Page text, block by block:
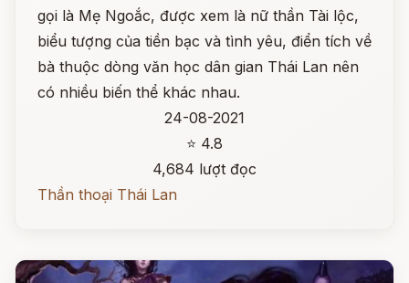
gọi là Mẹ Ngoắc, được xem là nữ thần Tài lộc,
biểu tượng của tiền bạc và tình yêu, điển tích về
bà thuộc dòng văn học dân gian Thái Lan nên
có nhiều biến thể khác nhau.
24-08-2021
⭐ 4.8
4,684 lượt đọc
Thần thoại Thái Lan